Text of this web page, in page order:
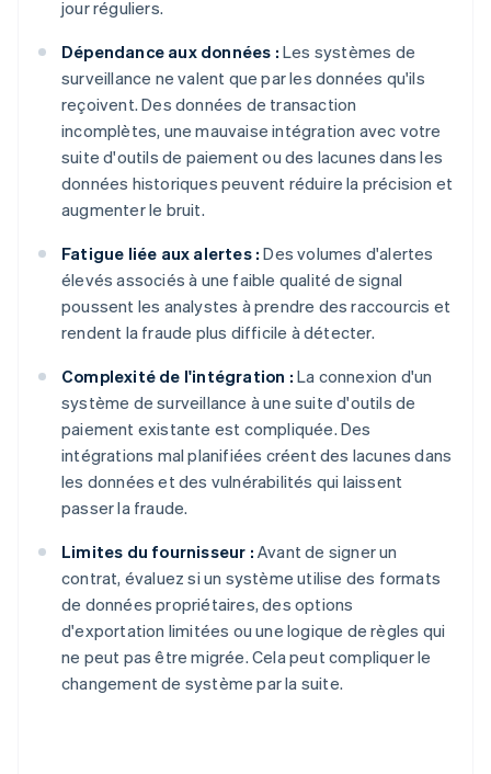
jour réguliers.
Dépendance aux données : Les systèmes de
surveillance ne valent que par les données qu'ils
reçoivent. Des données de transaction
incomplètes, une mauvaise intégration avec votre
suite d'outils de paiement ou des lacunes dans les
données historiques peuvent réduire la précision et
augmenter le bruit.
Fatigue liée aux alertes : Des volumes d'alertes
élevés associés à une faible qualité de signal
poussent les analystes à prendre des raccourcis et
rendent la fraude plus difficile à détecter.
Complexité de l'intégration : La connexion d'un
système de surveillance à une suite d'outils de
paiement existante est compliquée. Des
intégrations mal planifiées créent des lacunes dans
les données et des vulnérabilités qui laissent
passer la fraude.
Limites du fournisseur : Avant de signer un
contrat, évaluez si un système utilise des formats
de données propriétaires, des options
d'exportation limitées ou une logique de règles qui
ne peut pas être migrée. Cela peut compliquer le
changement de système par la suite.